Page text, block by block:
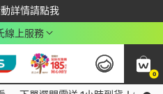
詳情請點我
最高回饋$350
線上服務
0